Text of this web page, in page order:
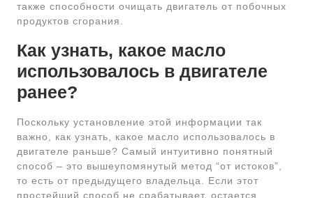
также способности очищать двигатель от побочных
продуктов сгорания.
Как узнать, какое масло
использовалось в двигателе
ранее?
Поскольку установление этой информации так
важно, как узнать, какое масло использовалось в
двигателе раньше? Самый интуитивно понятный
способ – это вышеупомянутый метод “от истоков”,
то есть от предыдущего владельца. Если этот
простейший способ не срабатывает, остается